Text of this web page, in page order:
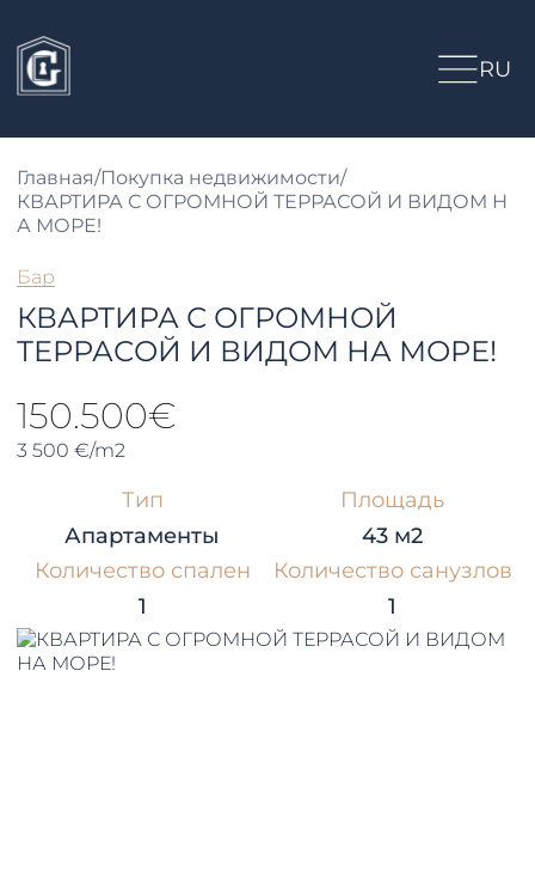
RU
Главная/Покупка недвижимости/
КВАРТИРА С ОГРОМНОЙ ТЕРРАСОЙ И ВИДОМ Н
А МОРЕ!
Бар
КВАРТИРА С ОГРОМНОЙ
ТЕРРАСОЙ И ВИДОМ НА МОРЕ!
150.500€
3 500 €/m2
Тип
Апартаменты
Площадь
43 м2
Количество спален
1
Количество санузлов
1